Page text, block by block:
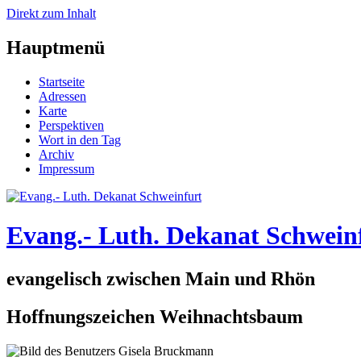
Direkt zum Inhalt
Hauptmenü
Startseite
Adressen
Karte
Perspektiven
Wort in den Tag
Archiv
Impressum
Evang.- Luth. Dekanat
evangelisch zwischen Main und Rhön
Hoffnungszeichen Weihnachtsbaum